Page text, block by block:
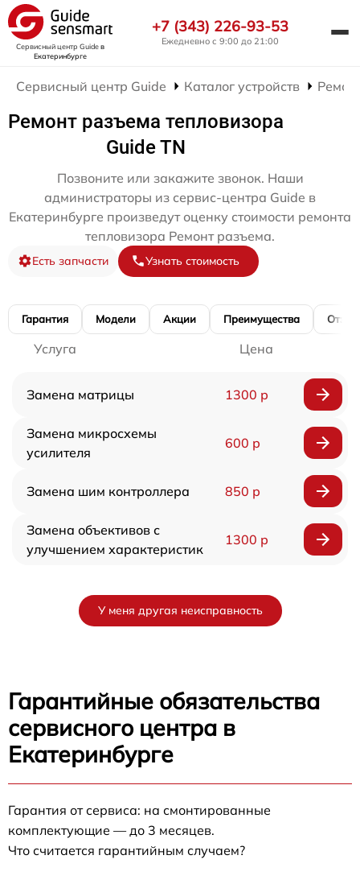
Сервисный центр Guideв
Екатеринбурге
+7 (343) 226-93-53
Ежедневно с 9:00 до 21:00
Сервисный центр Guide Каталог устройств
Ремонт разъема тепловизора
Guide TN
Позвоните или закажите звонок. Наши
администраторы из сервис-центра Guide в
Екатеринбурге произведут оценку стоимости ремонта
тепловизора Ремонт разъема.
Есть запчасти Узнать стоимость
Гарантия Модели Акции Преимущества
Услуга Цена
Замена матрицы 1300 р
Замена микросхемы
усилителя
600 р
Замена шим контроллера 850 р
Замена объективов с
улучшением характеристик
1300 р
У меня другая неисправность
Гарантийные обязательства
сервисного центра в
Екатеринбурге
Гарантия от сервиса: на смонтированные
комплектующие — до 3 месяцев.
Что считается гарантийным случаем?